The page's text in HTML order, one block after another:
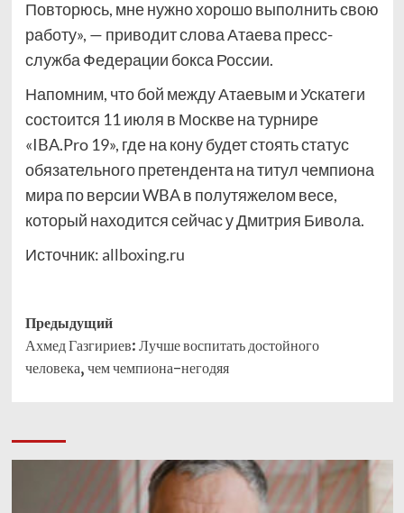
Повторюсь, мне нужно хорошо выполнить свою
работу», — приводит слова Атаева пресс-
служба Федерации бокса России.
Напомним, что бой между Атаевым и Ускатеги
состоится 11 июля в Москве на турнире
«IBA.Pro 19», где на кону будет стоять статус
обязательного претендента на титул чемпиона
мира по версии WBA в полутяжелом весе,
который находится сейчас у Дмитрия Бивола.
Источник: allboxing.ru
Навигация
записи
Предыдущий
Ахмед Газгириев: Лучше воспитать достойного
человека, чем чемпиона-негодяя